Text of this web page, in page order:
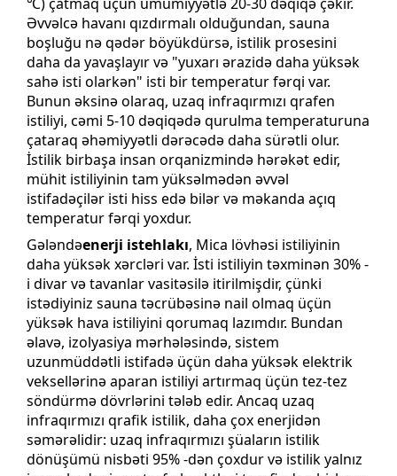
℃) çatmaq üçün ümumiyyətlə 20-30 dəqiqə çəkir.
Əvvəlcə havanı qızdırmalı olduğundan, sauna
boşluğu nə qədər böyükdürsə, istilik prosesini
daha da yavaşlayır və "yuxarı ərazidə daha yüksək
sahə isti olarkən" isti bir temperatur fərqi var.
Bunun əksinə olaraq, uzaq infraqırmızı qrafen
istiliyi, cəmi 5-10 dəqiqədə qurulma temperaturuna
çataraq əhəmiyyətli dərəcədə daha sürətli olur.
İstilik birbaşa insan orqanizmində hərəkət edir,
mühit istiliyinin tam yüksəlmədən əvvəl
istifadəçilər isti hiss edə bilər və məkanda açıq
temperatur fərqi yoxdur.
Gələndəenerji istehlakı, Mica lövhəsi istiliyinin
daha yüksək xərcləri var. İsti istiliyin təxminən 30% -
i divar və tavanlar vasitəsilə itirilmişdir, çünki
istədiyiniz sauna təcrübəsinə nail olmaq üçün
yüksək hava istiliyini qorumaq lazımdır. Bundan
əlavə, izolyasiya mərhələsində, sistem
uzunmüddətli istifadə üçün daha yüksək elektrik
veksellərinə aparan istiliyi artırmaq üçün tez-tez
söndürmə dövrlərini tələb edir. Ancaq uzaq
infraqırmızı qrafik istilik, daha çox enerjidən
səmərəlidir: uzaq infraqırmızı şüaların istilik
dönüşümü nisbəti 95% -dən çoxdur və istilik yalnız